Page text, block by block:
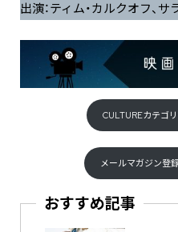
出演：ティム・カルクオフ、サ
CULTUREカテゴ
メールマガジン登
おすすめ記事